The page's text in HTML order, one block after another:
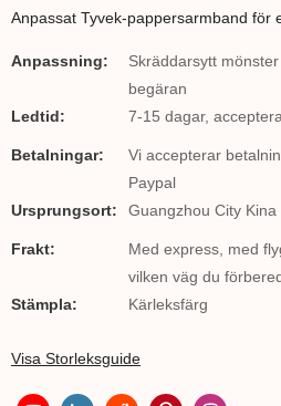
Anpassat Tyvek-pappersarmband för
Anpassning:
Skräddarsytt
begäran
Ledtid:
7-15 dagar,
Betalningar:
Vi accepterar
Paypal
Ursprungsort:
Guangzhou City Kina
Frakt:
Med express, med
vilken väg du
Stämpla:
Kärleksfärg
Visa Storleksguide